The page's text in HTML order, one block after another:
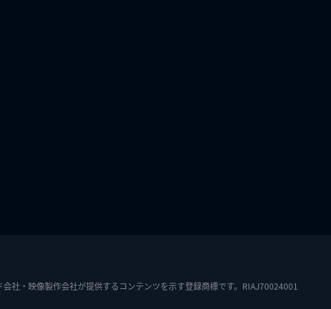
社・映像製作会社が提供するコンテンツを示す登録商標です。RIAJ70024001